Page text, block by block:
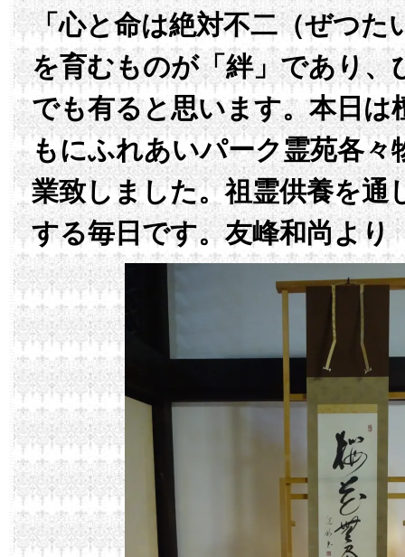
「心と命は絶対不二（ぜつた
を育むものが「絆」であり、
でも有ると思います。本日は
もにふれあいパーク霊苑各々
業致しました。祖霊供養を通
する毎日です。友峰和尚より